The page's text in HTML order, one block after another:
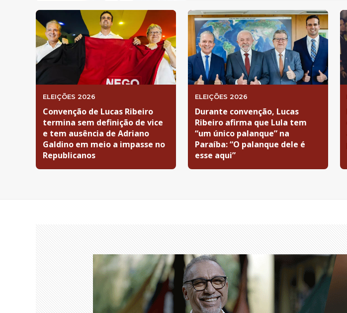
ELEIÇÕES 2026
Convenção de Lucas Ribeiro
termina sem definição de vice
e tem ausência de Adriano
Galdino em meio a impasse no
Republicanos
ELEIÇÕES 2026
Durante convenção, Lucas
Ribeiro afirma que Lula tem
“um único palanque” na
Paraíba: “O palanque dele é
esse aqui”